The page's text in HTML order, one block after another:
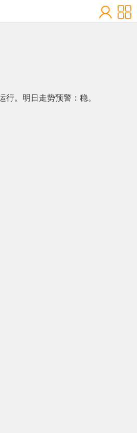
。明日走势预警：稳。